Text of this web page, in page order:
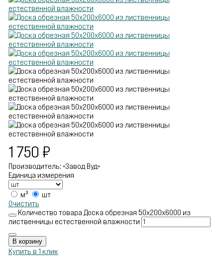
1 750 ₽
Производитель: «Завод Вуд»
Единица измерения
м³
шт
Очистить
Количество товара Доска обрезная 50х200х6000 из
лиственницы естественной влажности
В корзину
Купить в 1 клик